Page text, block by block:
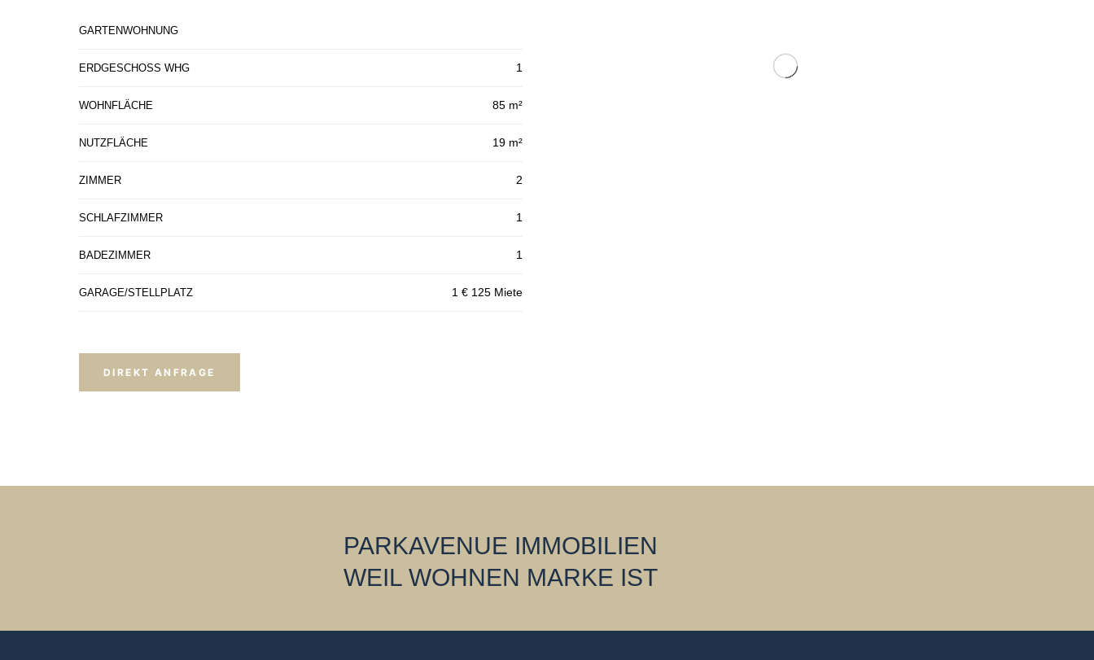
GARTENWOHNUNG
ERDGESCHOSS WHG 1
WOHNFLÄCHE 85 m²
NUTZFLÄCHE 19 m²
ZIMMER 2
SCHLAFZIMMER 1
BADEZIMMER 1
GARAGE/STELLPLATZ 1 € 125 Miete
DIREKT ANFRAGE
PARKAVENUE IMMOBILIEN
WEIL WOHNEN MARKE IST